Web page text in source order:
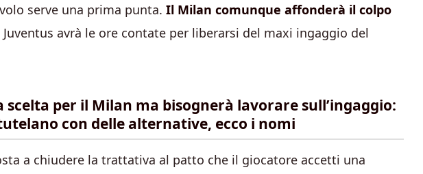
serve una prima punta. Il Milan comunque affonderà il colpo
avrà le ore contate per liberarsi del maxi ingaggio del
per il Milan ma bisognerà lavorare sull’ingaggio:
con delle alternative, ecco i nomi
a chiudere la trattativa al patto che il giocatore accetti una